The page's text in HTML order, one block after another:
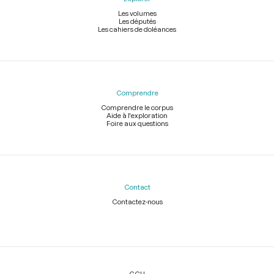
Les volumes
Les députés
Les cahiers de doléances
Comprendre
Comprendre le corpus
Aide à l'exploration
Foire aux questions
Contact
Contactez-nous
Légal